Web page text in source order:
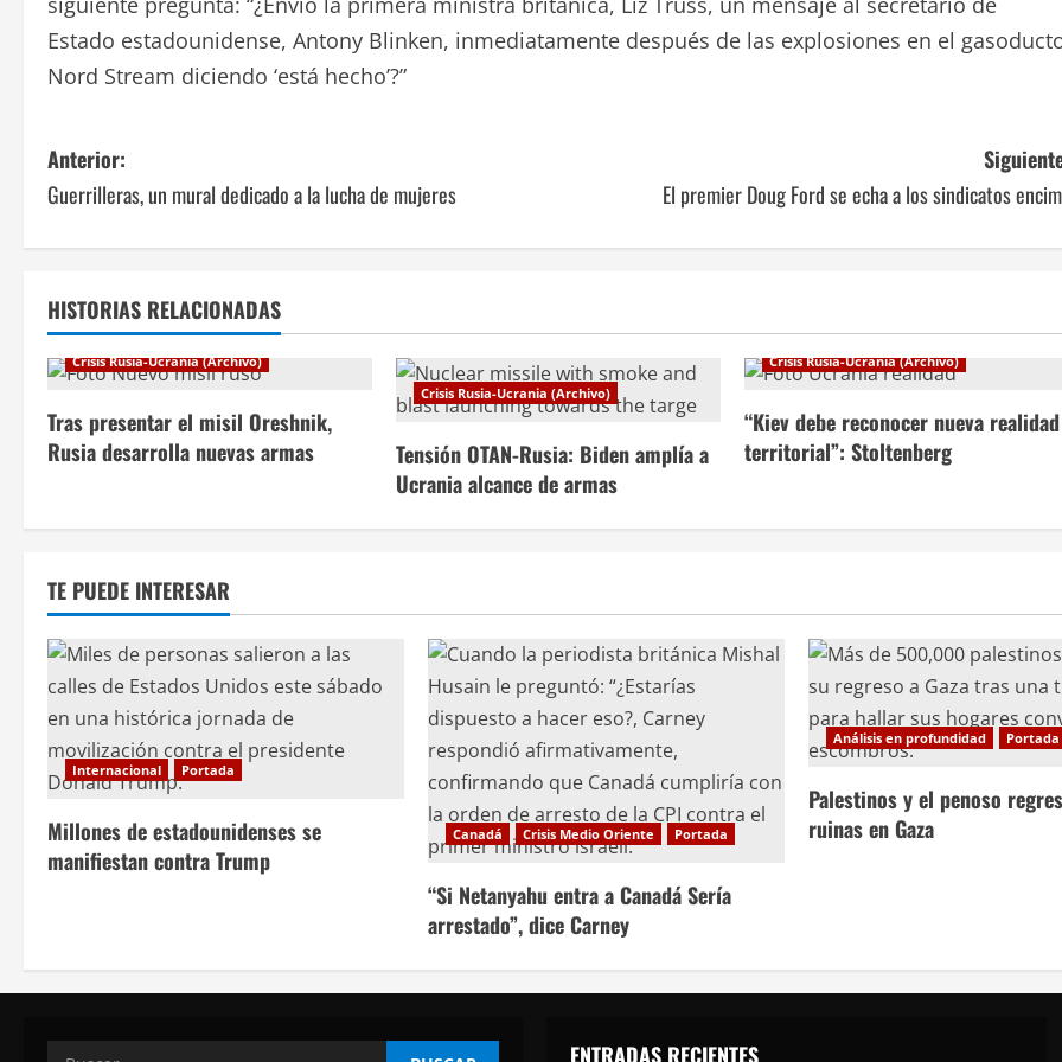
Estado estadounidense, Antony Blinken, inmediatamente después de las explosiones en el
Nord Stream diciendo ‘está hecho’?”
N
a
v
e
g
a
c
n
d
e
e
n
t
a
d
Anterior:
Guerrilleras, un mural dedicado a la lucha de mujeres
El premier Doug Ford se echa a los sindicatos
HISTORIAS RELACIONADAS
Crisis Rusia-Ucrania (Archivo)
Tras presentar el misil Oreshnik,
Rusia desarrolla nuevas armas
Crisis Rusia-Ucrania (Archivo)
Tensión OTAN-Rusia: Biden amplía a
Ucrania alcance de armas
Crisis Rusia-Ucrania (Archivo)
“Kiev debe reconocer nueva realidad
territorial”: Stoltenberg
TE PUEDE INTERESAR
Internacional Portada
Millones de estadounidenses se
manifiestan contra Trump
Canadá Crisis Medio Oriente Portada
“Si Netanyahu entra a Canadá Sería
arrestado”, dice Carney
Análisis en profundidad Portada
Palestinos y el penoso
ruinas en Gaza
Buscar: ENTRADAS RECIENTES